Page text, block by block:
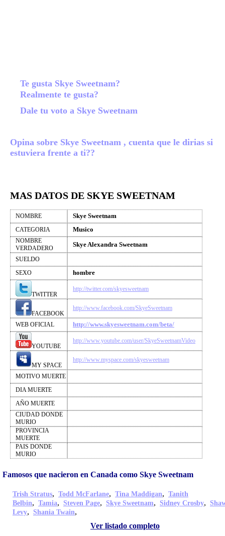
Te gusta Skye Sweetnam?
Realmente te gusta?
Dale tu voto a Skye Sweetnam
Opina sobre Skye Sweetnam , cuenta que le dirias si
estuviera frente a ti??
MAS DATOS DE SKYE SWEETNAM
NOMBRE Skye Sweetnam
CATEGORIA Musico
NOMBRE
VERDADERO
Skye Alexandra Sweetnam
SUELDO
SEXO
hombre
TWITTER
http://twitter.com/skyesweetnam
FACEBOOK
http://www.facebook.com/SkyeSweetnam
WEB OFICIAL http://www.skyesweetnam.com/beta/
YOUTUBE
http://www.youtube.com/user/SkyeSweetnamVideo
MY SPACE
http://www.myspace.com/skyesweetnam
MOTIVO MUERTE
DIA MUERTE
AÑO MUERTE
CIUDAD DONDE
MURIO
PROVINCIA
MUERTE
PAIS DONDE
MURIO
Famosos que nacieron en Canada como Skye Sweetnam
Trish Stratus, Todd McFarlane, Tina Maddigan, Tanith
Belbin, Tamia, Steven Page, Skye Sweetnam, Sidney Crosby,
Levy, Shania Twain,
Ver listado completo